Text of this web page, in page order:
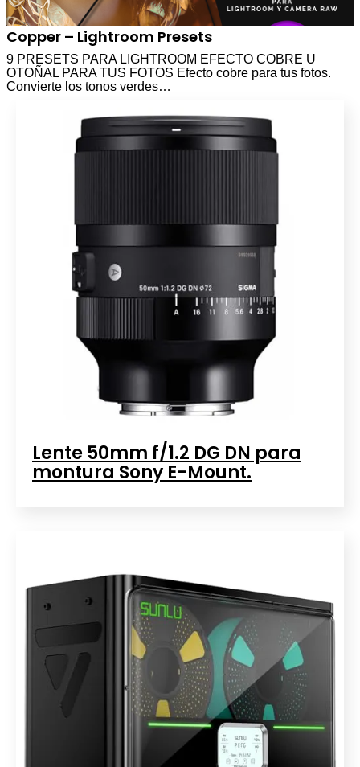
Copper – Lightroom Presets
9 PRESETS PARA LIGHTROOM EFECTO COBRE U
OTOÑAL PARA TUS FOTOS Efecto cobre para tus fotos.
Convierte los tonos verdes…
Lente 50mm f/1.2 DG DN para
montura Sony E-Mount.